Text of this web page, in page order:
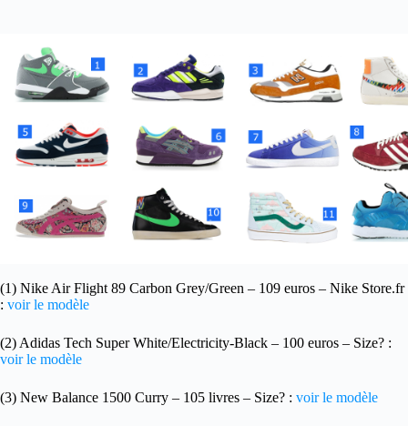
(1) Nike Air Flight 89 Carbon Grey/Green – 109 euros – Nike Store.fr
: voir le modèle
(2) Adidas Tech Super White/Electricity-Black – 100 euros – Size? :
voir le modèle
(3) New Balance 1500 Curry – 105 livres – Size? : voir le modèle